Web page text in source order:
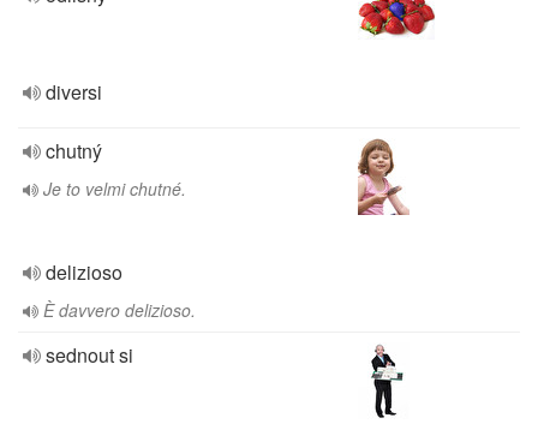
diversi
chutný
Je to velmi chutné.
delizioso
È davvero delizioso.
sednout si